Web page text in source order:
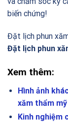
biến chứng!
Đặt lịch phun
Đặt lịch phun
Xem thêm:
Hình ảnh
xăm thẩm mỹ
Kinh nghiệm